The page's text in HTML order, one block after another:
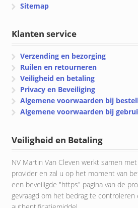
Sitemap
Klanten service
Verzending en bezorging
Ruilen en retourneren
Veiligheid en betaling
Privacy en Beveiliging
Algemene voorwaarden bij
Algemene voorwaarden bij
Veiligheid en Betaling
NV Martin Van Cleven werkt samen
provider en zal u op het moment van
een beveiligde "https" pagina van de
gevraagd om het bedrag te